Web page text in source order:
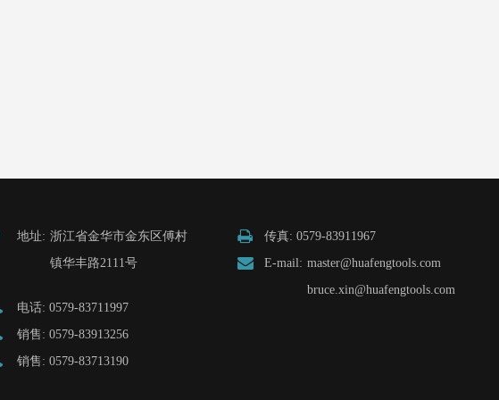
地址: 浙江省金华市金东区傅村
镇华丰路2111号
电话: 0579-83711997
销售: 0579-83913256
销售: 0579-83713190
传真: 0579-83911967
E-mail: master@huafengtools.com
bruce.xin@huafengtools.com